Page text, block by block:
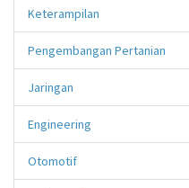
Keterampilan
Pengembangan Pertanian
Jaringan
Engineering
Otomotif